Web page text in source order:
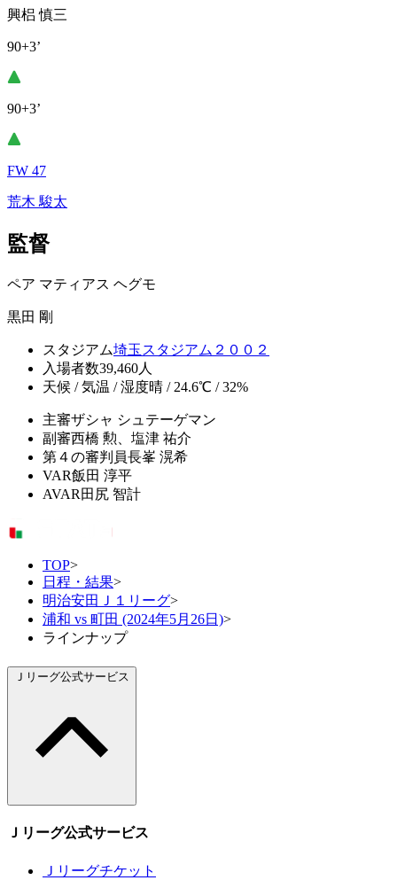
興梠 慎三
90+3’
90+3’
FW 47
荒木 駿太
監督
ペア マティアス ヘグモ
黒田 剛
スタジアム埼玉スタジアム２００２
入場者数39,460人
天候 / 気温 / 湿度晴 / 24.6℃ / 32%
主審ザシャ シュテーゲマン
副審西橋 勲、塩津 祐介
第４の審判員長峯 滉希
VAR飯田 淳平
AVAR 田尻 智計
TOP>
日程・結果>
明治安田Ｊ１リーグ>
浦和 vs 町田 (2024年5月26日)>
ラインナップ
Ｊリーグ公式サービス
Ｊリーグ公式サービス
Ｊリーグチケット